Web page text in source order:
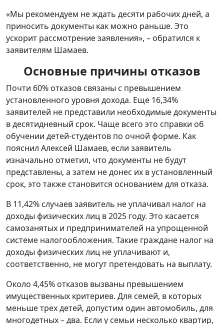
«Мы рекомендуем не ждать десяти рабочих дней, а
приносить документы как можно раньше. Это
ускорит рассмотрение заявления», – обратился к
заявителям Шамаев.
Основные причины отказов
Почти 60% отказов связаны с превышением
установленного уровня дохода. Еще 16,34%
заявителей не представили необходимые документы
в десятидневный срок. Чаще всего это справки об
обучении детей-студентов по очной форме. Как
пояснил Алексей Шамаев, если заявитель
изначально отметил, что документы не будут
представлены, а затем не донес их в установленный
срок, это также становится основанием для отказа.
В 11,42% случаев заявитель не уплачивал налог на
доходы физических лиц в 2025 году. Это касается
самозанятых и предпринимателей на упрощенной
системе налогообложения. Такие граждане налог на
доходы физических лиц не уплачивают и,
соответственно, не могут претендовать на выплату.
Около 4,45% отказов вызваны превышением
имущественных критериев. Для семей, в которых
меньше трех детей, допустим один автомобиль, для
многодетных – два. Если у семьи несколько квартир,